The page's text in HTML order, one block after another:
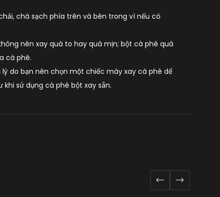
chà sạch phía trên và bên trong vì nếu có
nên xay quá to hay quá mịn; bột cà phê quá
cà phê.
do bạn nên chọn một chiếc máy xay cà phê dể
sử dụng cà phê bột xay sẵn.